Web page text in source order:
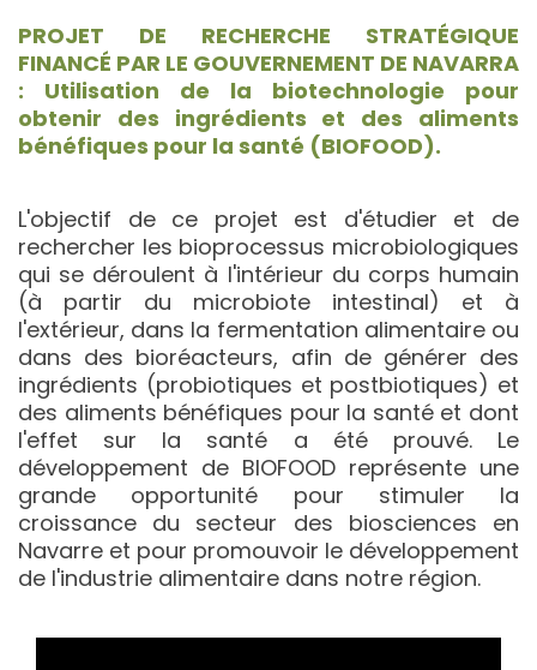
PROJET DE RECHERCHE STRATÉGIQUE
FINANCÉ PAR LE GOUVERNEMENT DE NAVARRA
: Utilisation de la biotechnologie pour
obtenir des ingrédients et des aliments
bénéfiques pour la santé (BIOFOOD).
L'objectif de ce projet est d'étudier et de
rechercher les bioprocessus microbiologiques
qui se déroulent à l'intérieur du corps humain
(à partir du microbiote intestinal) et à
l'extérieur, dans la fermentation alimentaire ou
dans des bioréacteurs, afin de générer des
ingrédients (probiotiques et postbiotiques) et
des aliments bénéfiques pour la santé et dont
l'effet sur la santé a été prouvé. Le
développement de BIOFOOD représente une
grande opportunité pour stimuler la
croissance du secteur des biosciences en
Navarre et pour promouvoir le développement
de l'industrie alimentaire dans notre région.